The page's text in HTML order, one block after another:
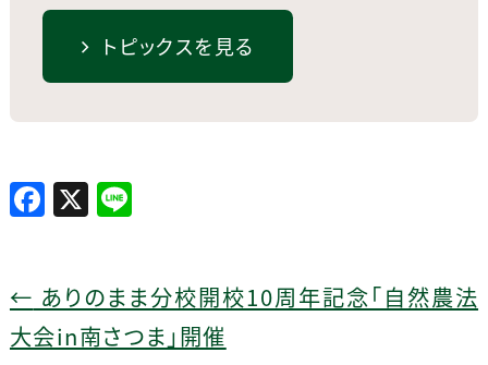
トピックスを見る
F
a
e
b
X Li
n
← ありのまま分校開校10周年記念「自然農法
大会in南さつま」開催